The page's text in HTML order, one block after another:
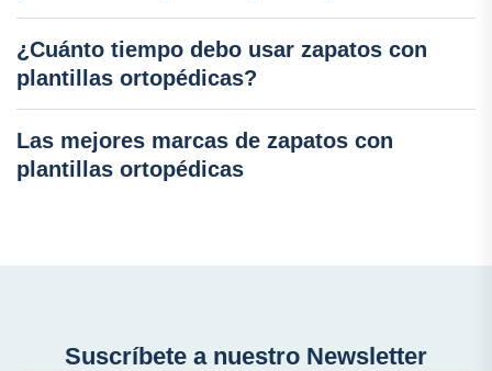
¿Cuánto tiempo debo usar zapatos con
plantillas ortopédicas?
Las mejores marcas de zapatos con
plantillas ortopédicas
Suscríbete a nuestro Newsletter